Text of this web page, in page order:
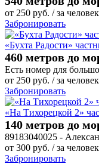
от 250 руб. / за
Забронировать
«Бухта Радости»
460 метров до
Есть номер для
от 250 руб. / за
Забронировать
«На Тихорецкой 2»
140 метров до
89183040025 -
от 300 руб. / за
Забронировать